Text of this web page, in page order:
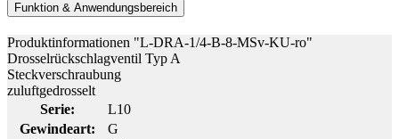
Funktion & Anwendungsbereich
Produktinformationen "L-DRA-1/4-B-8-MSv-KU-ro"
Drosselrückschlagventil Typ A
Steckverschraubung
zuluftgedrosselt
Serie:
L10
Gewindeart:
G